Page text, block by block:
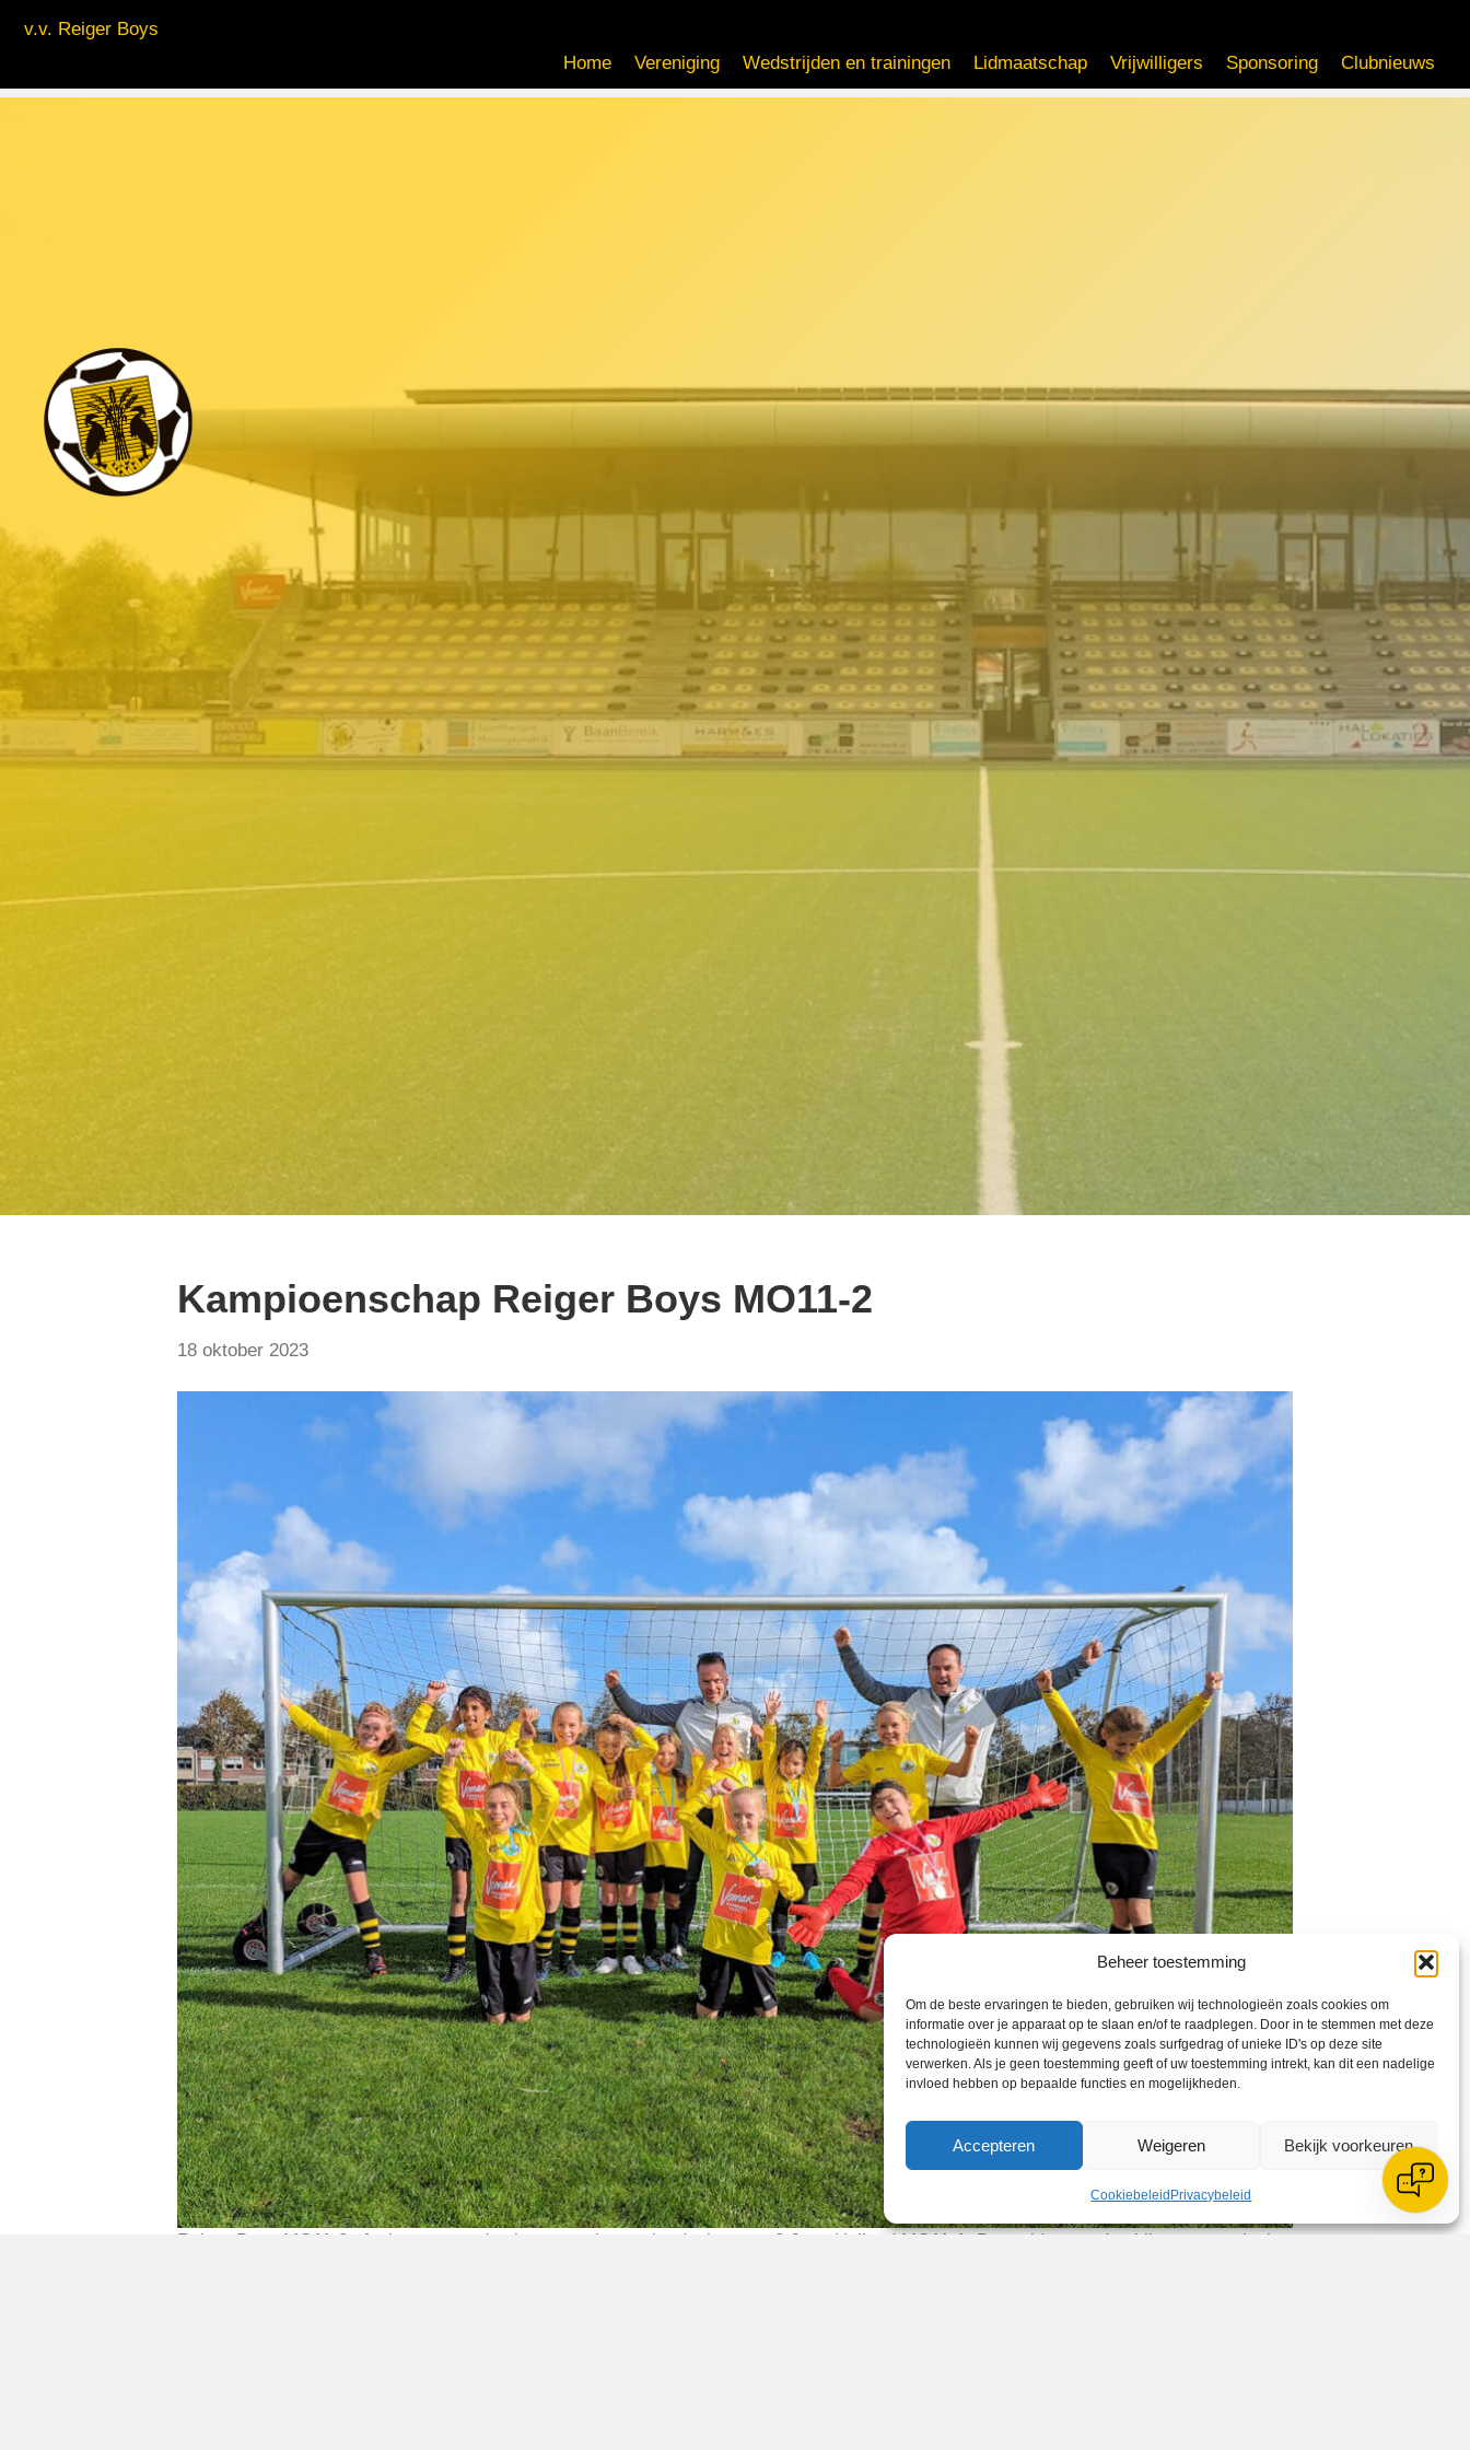
Beheer toestemming
Om de beste ervaringen te bieden, gebruiken wij technologieën zoals cookies om
informatie over je apparaat op te slaan en/of te raadplegen. Door in te stemmen met deze
technologieën kunnen wij gegevens zoals surfgedrag of unieke ID's op deze site
verwerken. Als je geen toestemming geeft of uw toestemming intrekt, kan dit een nadelige
invloed hebben op bepaalde functies en mogelijkheden.
Accepteren Weigeren Bekijk voorkeuren
Cookiebeleid Privacybeleid
v.v. Reiger Boys
Home
Vereniging Wedstrijden en trainingen Lidmaatschap Vrijwilligers Sponsoring Clubnieuws
Kampioenschap Reiger Boys MO11-2
18 oktober 2023
Reiger Boys MO11-2 afgelopen zaterdag in een rechtstreeks duel met nr 2 Jong Holland MO11-1. De meiden werden bij een overwinning